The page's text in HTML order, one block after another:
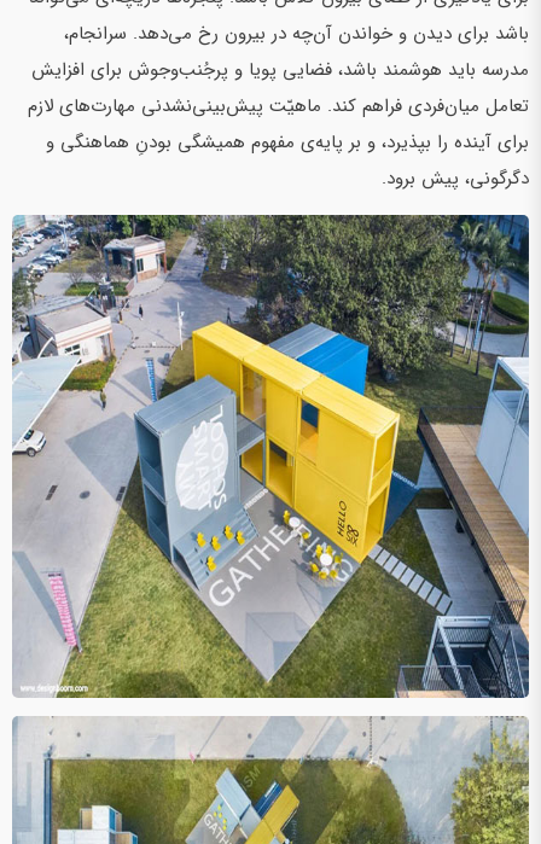
باشد برای دیدن و خواندن آن‌چه در بیرون رخ می‌دهد. سرانجام،
مدرسه باید هوشمند باشد، فضایی پویا و پرجُنب‌و‌جوش برای افزایش
تعامل میان‌فردی فراهم کند. ماهیّت پیش‌بینی‌نشدنی مهارت‌های لازم
برای آینده را بپذیرد، و بر پایه‌ی مفهوم همیشگی بودنِ هماهنگی و
دگرگونی، پیش برود.